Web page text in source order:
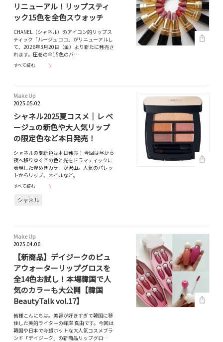
リニューアル！リップスティ
ック15色を全色スウォッチ
CHANEL（シャネル）のアイコン的リップス
ティック「ルージュ ココ」がリニューアルし
て、2026年3月20日（金）より新たに発売さ
れます。圧巻の全15色のバ…
すべて読む
Make Up
2025.05.02
シャネル2025夏コスメ｜レ ベ
ージュの新色や大人気リップ
の限定色など本日発売！
シャネルの夏新色は本日発売！ 今回は昼から
夜へ移りゆく空の色と光をドラマティックに
表現した煌めきカラーが沢山。人気のパレッ
トからリップ、ネイルなど。
すべて読む
シャネル
Make Up
2025.04.06
【新商品】デイジークのピュ
アウォーターリップグロスを
全14色お試し！本場韓国で人
気のカラーも大公開【韓国
BeautyTalk vol.17】
皆様こんにちは。美容が好きすぎて韓国に移
住した美的ライターの峰岸 真由です。今回は
韓国や日本で今超ホットな大人気コスメブラ
ンド「デイジーク」の新商品リップグロ…